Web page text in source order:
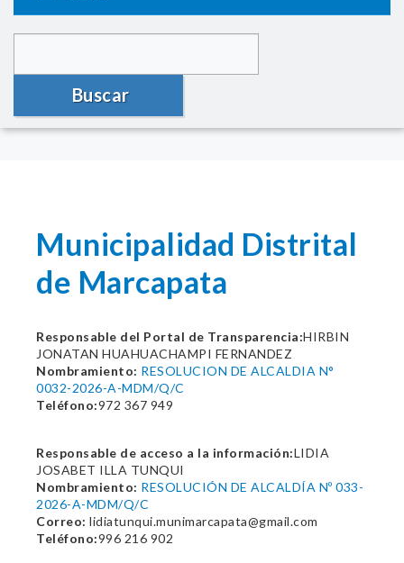
Buscar
Municipalidad Distrital
de Marcapata
Responsable del Portal de Transparencia:HIRBIN
JONATAN HUAHUACHAMPI FERNANDEZ
Nombramiento: RESOLUCION DE ALCALDIA N°
0032-2026-A-MDM/Q/C
Teléfono:972 367 949
Responsable de acceso a la información:LIDIA
JOSABET ILLA TUNQUI
Nombramiento: RESOLUCIÓN DE ALCALDÍA Nº 033-
2026-A-MDM/Q/C
Correo: lidiatunqui.munimarcapata@gmail.com
Teléfono:996 216 902